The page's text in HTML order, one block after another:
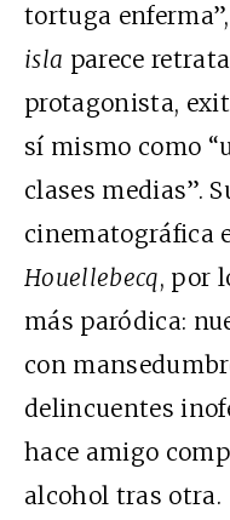
tortuga
isla parece
protagonista,
sí mismo como
clases medias”.
cinematográfica
Houellebecq, por
más paródica:
con
delincuentes
hace amigo
alcohol tras otra.